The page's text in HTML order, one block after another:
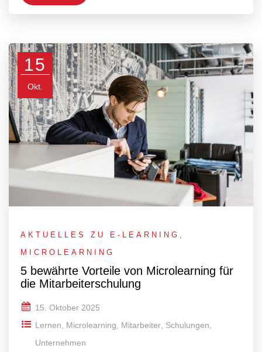
15
Okt.
AKTUELLES ZU E-LEARNING
MICROLEARNING
5 bewährte Vorteile von Microlearning für
die Mitarbeiterschulung
15. Oktober 2025
Lernen
Microlearning Mitarbeiter Schulungen
Unternehmen